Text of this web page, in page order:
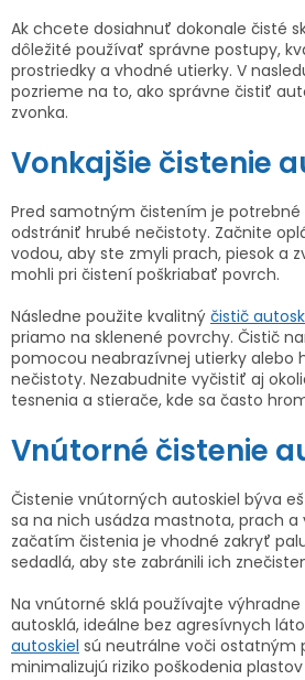
Ak chcete dosiahnuť dokonale čisté
dôležité používať správne postupy,
prostriedky a vhodné utierky. V
pozrieme na to, ako správne čistiť
zvonka.
Vonkajšie čistenie
Pred samotným čistením je potrebné
odstrániť hrubé nečistoty. Začnite
vodou, aby ste zmyli prach, piesok a
mohli pri čistení poškriabať povrch.
Následne použite kvalitný čistič
priamo na sklenené povrchy. Čistič
pomocou neabrazívnej utierky alebo
nečistoty. Nezabudnite vyčistiť aj
tesnenia a stierače, kde sa často
Vnútorné čistenie
Čistenie vnútorných autoskiel býva
sa na nich usádza mastnota, prach a
začatím čistenia je vhodné zakryť
sedadlá, aby ste zabránili ich
Na vnútorné sklá používajte
autosklá, ideálne bez agresívnych
autoskiel sú neutrálne voči ostatným
minimalizujú riziko poškodenia